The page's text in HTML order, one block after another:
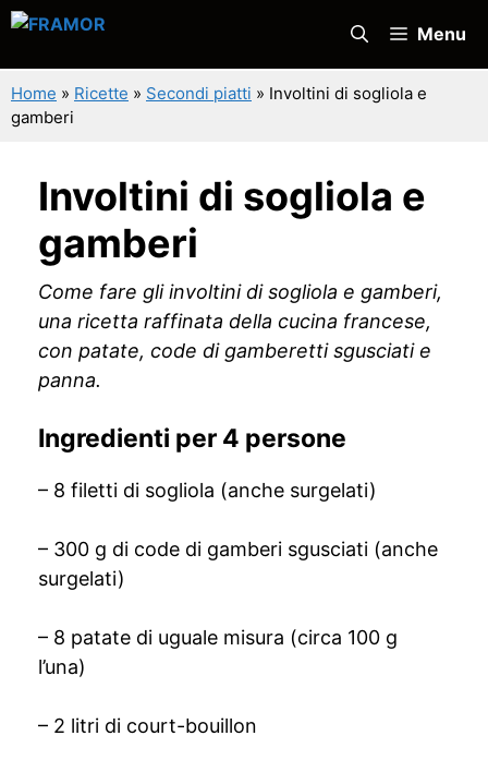
Vai
contenuto
Menu
Home » Ricette » Secondi piatti » Involtini di sogliola e
gamberi
Involtini di sogliola e
gamberi
Come fare gli involtini di sogliola e gamberi,
una ricetta raffinata della cucina francese,
con patate, code di gamberetti sgusciati e
panna.
Ingredienti per 4 persone
– 8 filetti di sogliola (anche surgelati)
– 300 g di code di gamberi sgusciati (anche
surgelati)
– 8 patate di uguale misura (circa 100 g
l’una)
– 2 litri di court-bouillon